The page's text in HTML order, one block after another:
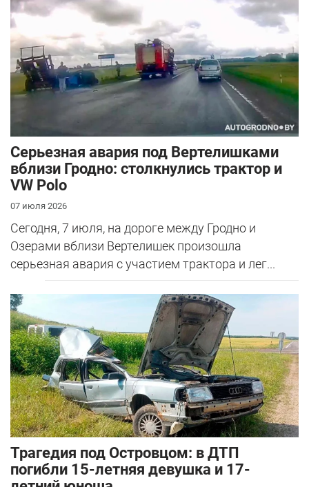
Серьезная авария под Вертелишками
вблизи Гродно: столкнулись трактор и
VW Polo
07 июля 2026
Сегодня, 7 июля, на дороге между Гродно и
Озерами вблизи Вертелишек произошла
серьезная авария с участием трактора и лег...
Трагедия под Островцом: в ДТП
погибли 15-летняя девушка и 17-